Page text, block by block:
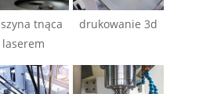
tnąca
laserem
drukowanie 3d